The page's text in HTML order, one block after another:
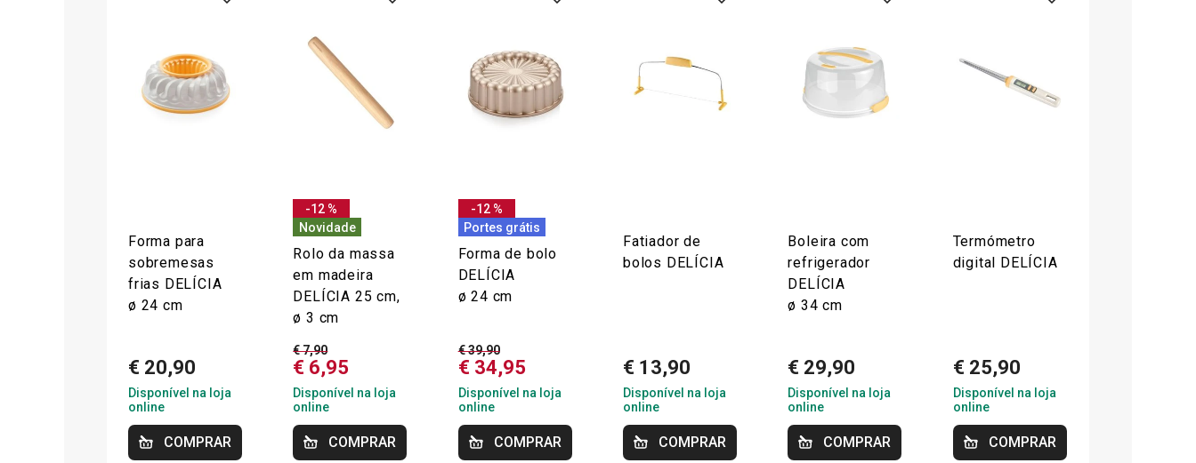
Forma para
sobremesas
frias DELÍCIA
ø 24 cm
€ 20,90
Disponível na loja
online
COMPRAR
-12 %
Novidade
Rolo da massa
em madeira
DELÍCIA 25 cm,
ø 3 cm
€ 7,90
€ 6,95
Disponível na loja
online
COMPRAR
-12 %
Portes grátis
Forma de bolo
DELÍCIA
ø 24 cm
€ 39,90
€ 34,95
Disponível na loja
online
COMPRAR
Fatiador de
bolos DELÍCIA
€ 13,90
Disponível na loja
online
COMPRAR
Boleira com
refrigerador
DELÍCIA
ø 34 cm
€ 29,90
Disponível na loja
online
COMPRAR
Termómetro
digital DELÍCIA
€ 25,90
Disponível na loja
online
COMPRAR